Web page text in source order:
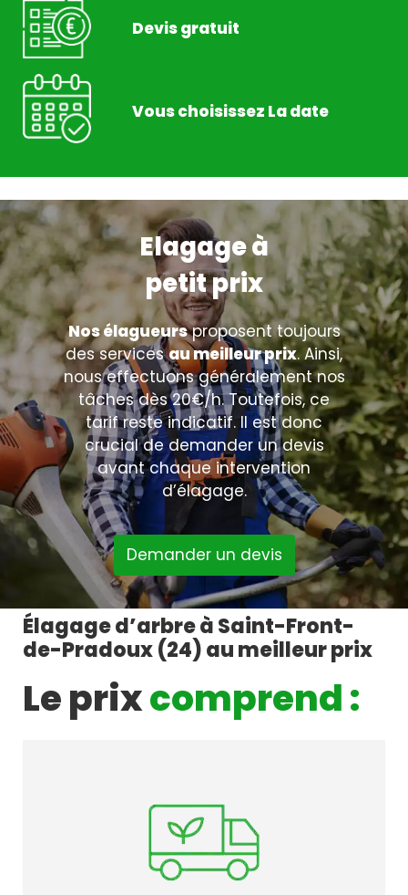
Devis gratuit
Vous choisissez La date
Elagage à
petit prix
Nos élagueursproposent toujours
des servicesau meilleur prix. Ainsi,
nous effectuons généralement nos
tâches dès 20€/h. Toutefois, ce
tarif reste indicatif. Il est donc
crucial de demander un devis
avant chaque intervention
d’élagage.
Demander un devis
Élagage d’arbre à Saint-Front-
de-Pradoux (24) au meilleur prix
Le prixcomprend :